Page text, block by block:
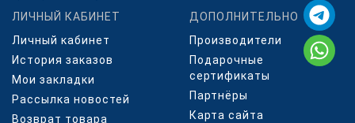
ЛИЧНЫЙ КАБИНЕТ
Личный кабинет
История заказов
Мои закладки
Рассылка новостей
Возврат товара
ДОПОЛНИТЕЛЬНО
Производители
Подарочные
сертификаты
Партнёры
Карта сайта